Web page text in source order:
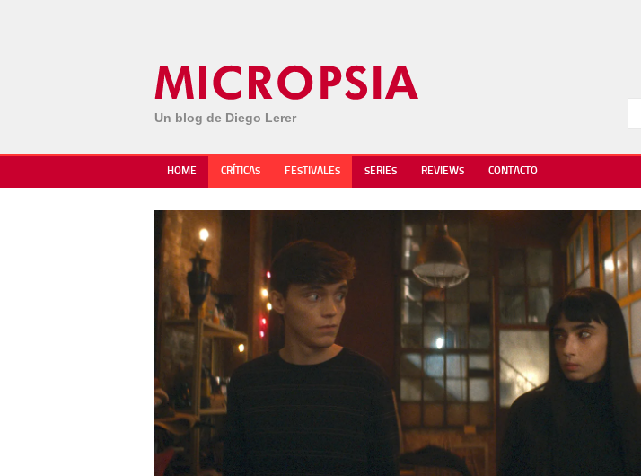
Un blog de Diego Lerer
HOME CRÍTICAS FESTIVALES SERIES REVIEWS CONTACTO